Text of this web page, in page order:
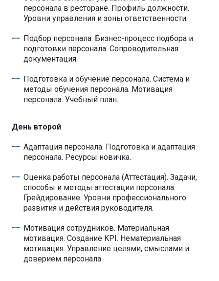
персонала в ресторане. Профиль должности.
Уровни управления и зоны ответственности.
Подбор персонала. Бизнес-процесс подбора и
подготовки персонала. Сопроводительная
документация.
Подготовка и обучение персонала. Система и
методы обучения персонала. Мотивация
персонала. Учебный план.
День второй
Адаптация персонала. Подготовка и адаптация
персонала. Ресурсы новичка.
Оценка работы персонала (Аттестация). Задачи,
способы и методы аттестации персонала.
Грейдирование. Уровни профессионального
развития и действия руководителя.
Мотивация сотрудников. Материальная
мотивация. Создание KPI. Нематериальная
мотивация. Управление целями, смыслами и
доверием персонала.